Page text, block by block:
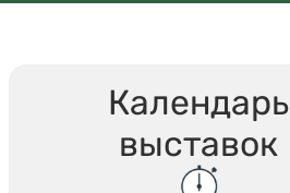
Календарь
выставок